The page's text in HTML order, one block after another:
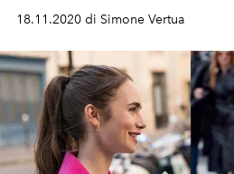
collezione di Alessandro Michele.
18.11.2020 di Simone Vertua